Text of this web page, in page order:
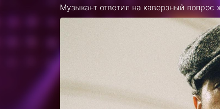
Музыкант ответил на каверзный